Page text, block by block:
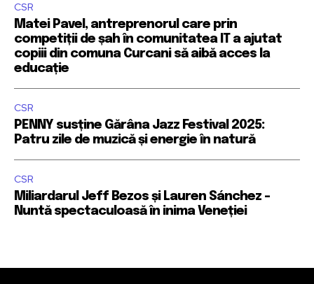
CSR
Matei Pavel, antreprenorul care prin
competiții de șah în comunitatea IT a ajutat
copiii din comuna Curcani să aibă acces la
educație
CSR
PENNY susține Gărâna Jazz Festival 2025:
Patru zile de muzică și energie în natură
CSR
Miliardarul Jeff Bezos și Lauren Sánchez –
Nuntă spectaculoasă în inima Veneției